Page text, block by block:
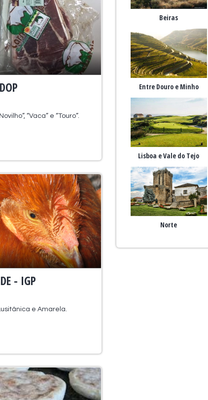
“Vaca” e “Touro”.
- IGP
e Amarela.
Beiras
Entre Douro e Minho
Lisboa e Vale do Tejo
Norte